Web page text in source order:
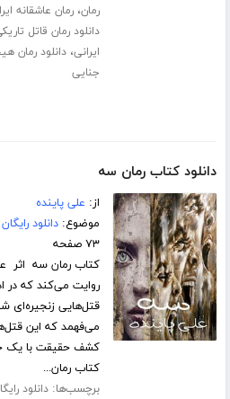
رمان،رمان عاشقانه
دانلود رمان قاتل
ایرانی،دانلود رمان
جنایی
دانلود کتاب رمان سه
از: علی پاینده
موضوع:دانلود
۷۳ صفحه
کتاب رمان سه اثر
روایت می‌کند که در
قتل‌هایی زنجیره‌ای
می‌فهمد که این
کشف حقیقت با یک
کتاب رمان...
برچسب‌ها:دانلود